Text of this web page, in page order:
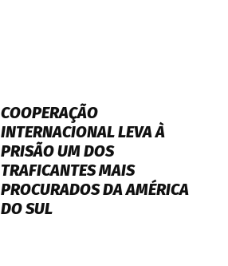
COOPERAÇÃO
INTERNACIONAL LEVA À
PRISÃO UM DOS
TRAFICANTES MAIS
PROCURADOS DA AMÉRICA
DO SUL